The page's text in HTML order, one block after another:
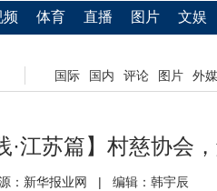
频 体育 直播 图片 文娱
国际 国内 评论 图片 外媒
·江苏篇】村慈协会
：新华报业网 | 编辑：韩宇辰